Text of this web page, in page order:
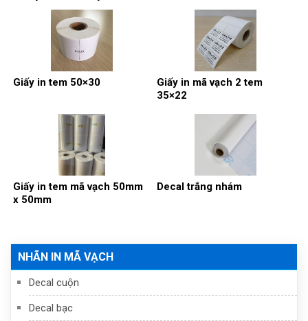
NHÃN IN MÃ VẠCH
Decal cuộn
Decal bạc
Giấy in tem 50×30
Giấy in mã vạch 2 tem
35×22
Giấy in tem mã vạch 50mm
x 50mm
Decal trắng nhám